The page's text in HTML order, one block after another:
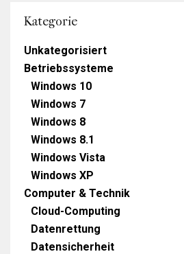
Kategorie
Unkategorisiert
Betriebssysteme
Windows 10
Windows 7
Windows 8
Windows 8.1
Windows Vista
Windows XP
Computer & Technik
Cloud-Computing
Datenrettung
Datensicherheit